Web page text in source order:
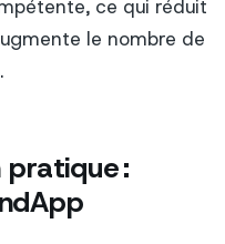
ce qui réduit
le nombre de
: